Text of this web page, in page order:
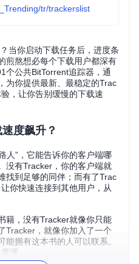
tr/trackerslist
当你启动下载任务后，进度条
煎熬想必每个下载用户都深有
个公共BitTorrent追踪器，通
为你提供最新、最稳定的Trac
，让你告别缓慢的下载速
度飙升？
人”，它能告诉你的客户端哪
没有Tracker，你的客户端就
找到足够的同伴；而有了Trac
你快速连接到其他用户，从
籍，没有Tracker就像你只能
Tracker，就像你加入了一个
拥有这本书的人可以联系。
理。